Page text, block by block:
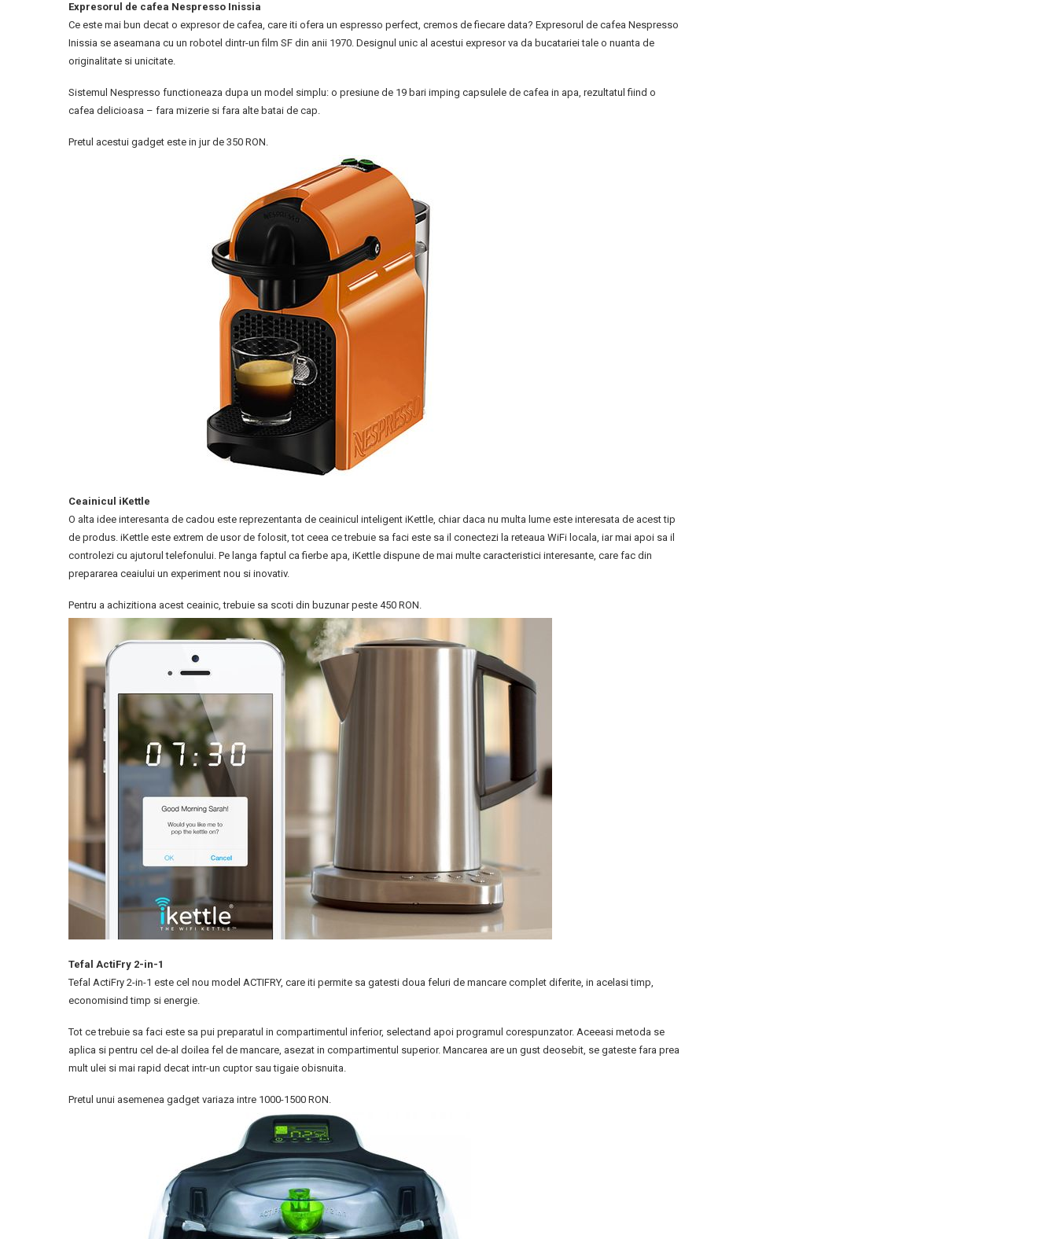
Expresorul de cafea Nespresso Inissia
Ce este mai bun decat o expresor de cafea, care iti ofera un espresso perfect, cremos de fiecare data? Expresorul de cafea Nespresso
Inissia se aseamana cu un robotel dintr-un film SF din anii 1970. Designul unic al acestui expresor va da bucatariei tale o nuanta de
originalitate si unicitate.
Sistemul Nespresso functioneaza dupa un model simplu: o presiune de 19 bari imping capsulele de cafea in apa, rezultatul fiind o
cafea delicioasa – fara mizerie si fara alte batai de cap.
Pretul acestui gadget este in jur de 350 RON.
Ceainicul iKettle
O alta idee interesanta de cadou este reprezentanta de ceainicul inteligent iKettle, chiar daca nu multa lume este interesata de acest tip
de produs. iKettle este extrem de usor de folosit, tot ceea ce trebuie sa faci este sa il conectezi la reteaua WiFi locala, iar mai apoi sa il
controlezi cu ajutorul telefonului. Pe langa faptul ca fierbe apa, iKettle dispune de mai multe caracteristici interesante, care fac din
prepararea ceaiului un experiment nou si inovativ.
Pentru a achizitiona acest ceainic, trebuie sa scoti din buzunar peste 450 RON.
Tefal ActiFry 2-in-1
Tefal ActiFry 2-in-1 este cel nou model ACTIFRY, care iti permite sa gatesti doua feluri de mancare complet diferite, in acelasi timp,
economisind timp si energie.
Tot ce trebuie sa faci este sa pui preparatul in compartimentul inferior, selectand apoi programul corespunzator. Aceeasi metoda se
aplica si pentru cel de-al doilea fel de mancare, asezat in compartimentul superior. Mancarea are un gust deosebit, se gateste fara prea
mult ulei si mai rapid decat intr-un cuptor sau tigaie obisnuita.
Pretul unui asemenea gadget variaza intre 1000-1500 RON.